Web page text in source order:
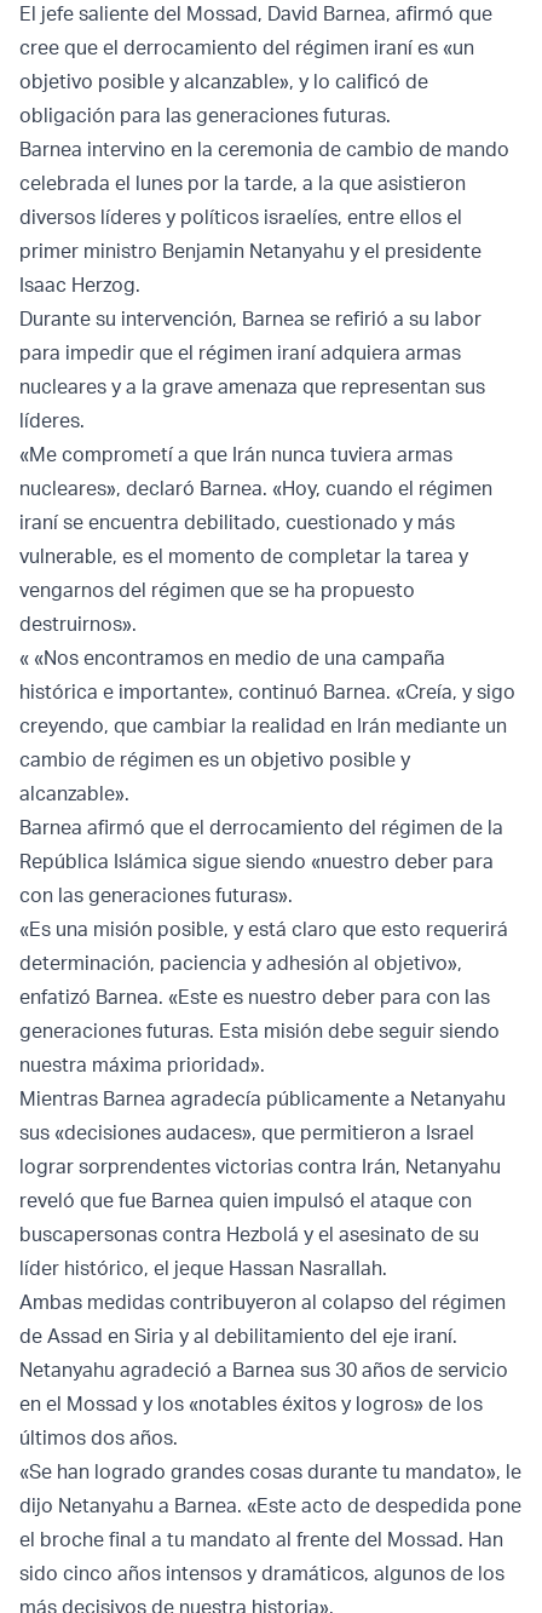
El jefe saliente del Mossad, David Barnea, afirmó que
cree que el derrocamiento del régimen iraní es «un
objetivo posible y alcanzable», y lo calificó de
obligación para las generaciones futuras.
Barnea intervino en la ceremonia de cambio de mando
celebrada el lunes por la tarde, a la que asistieron
diversos líderes y políticos israelíes, entre ellos el
primer ministro Benjamin Netanyahu y el presidente
Isaac Herzog.
Durante su intervención, Barnea se refirió a su labor
para impedir que el régimen iraní adquiera armas
nucleares y a la grave amenaza que representan sus
líderes.
«Me comprometí a que Irán nunca tuviera armas
nucleares», declaró Barnea. «Hoy, cuando el régimen
iraní se encuentra debilitado, cuestionado y más
vulnerable, es el momento de completar la tarea y
vengarnos del régimen que se ha propuesto
destruirnos».
« «Nos encontramos en medio de una campaña
histórica e importante», continuó Barnea. «Creía, y sigo
creyendo, que cambiar la realidad en Irán mediante un
cambio de régimen es un objetivo posible y
alcanzable».
Barnea afirmó que el derrocamiento del régimen de la
República Islámica sigue siendo «nuestro deber para
con las generaciones futuras».
«Es una misión posible, y está claro que esto requerirá
determinación, paciencia y adhesión al objetivo»,
enfatizó Barnea. «Este es nuestro deber para con las
generaciones futuras. Esta misión debe seguir siendo
nuestra máxima prioridad».
Mientras Barnea agradecía públicamente a Netanyahu
sus «decisiones audaces», que permitieron a Israel
lograr sorprendentes victorias contra Irán, Netanyahu
reveló que fue Barnea quien impulsó el ataque con
buscapersonas contra Hezbolá y el asesinato de su
líder histórico, el jeque Hassan Nasrallah.
Ambas medidas contribuyeron al colapso del régimen
de Assad en Siria y al debilitamiento del eje iraní.
Netanyahu agradeció a Barnea sus 30 años de servicio
en el Mossad y los «notables éxitos y logros» de los
últimos dos años.
«Se han logrado grandes cosas durante tu mandato», le
dijo Netanyahu a Barnea. «Este acto de despedida pone
el broche final a tu mandato al frente del Mossad. Han
sido cinco años intensos y dramáticos, algunos de los
más decisivos de nuestra historia».